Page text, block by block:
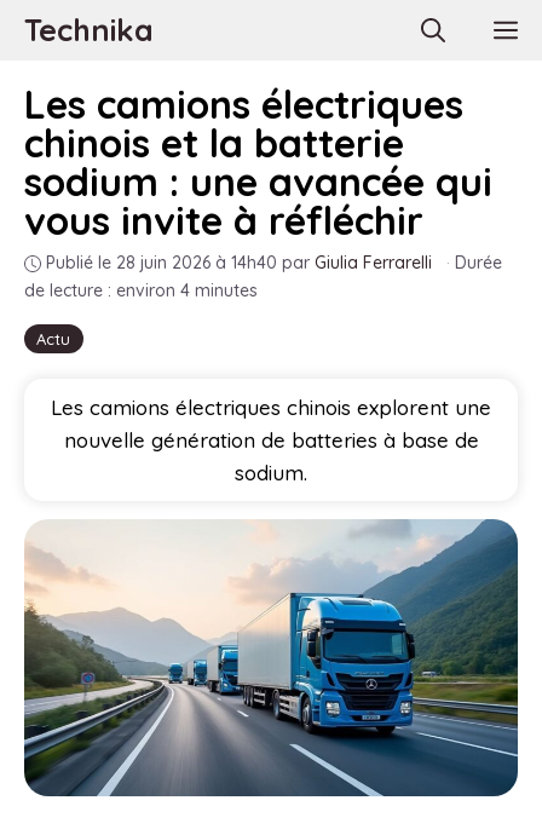
AllerTechnika
Actu
Les camions électriques
chinois et la batterie
sodium : une avancée qui
vous invite à réfléchir
Publié le 28 juin 2026 à 14h40 par Giulia Ferrarelli · Durée
de lecture : environ 4 minutes
Les camions électriques chinois explorent une
nouvelle génération de batteries à base de
sodium.